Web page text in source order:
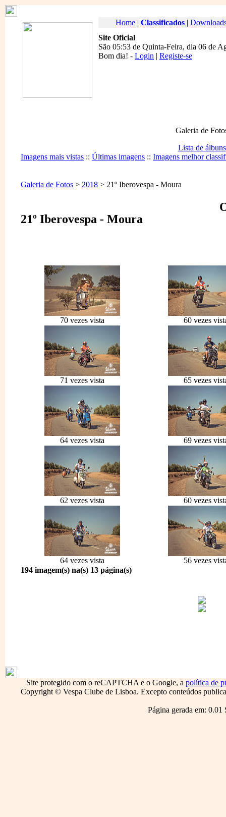
Home| Classificados|
Site Oficial
São 05:53 de Quinta-Feira, dia 06 de
Bom dia! - Login | Registe-se
Galeria de
Lista de álbuns
Imagens mais vistas :: Últimas imagens :: Imagens melhor
Galeria de Fotos > 2018 > 21º Iberovespa - Moura
21º Iberovespa - Moura
70 vezes vista 60 vezes
71 vezes vista 65 vezes
64 vezes vista 69 vezes
62 vezes vista 60 vezes
64 vezes vista
56 vezes
194 imagem(s) na(s) 13 página(s)
Site protegido com o reCAPTCHA e o Google, a política de
Copyright © Vespa Clube de Lisboa. Excepto conteúdos
Página gerada em: 0.01